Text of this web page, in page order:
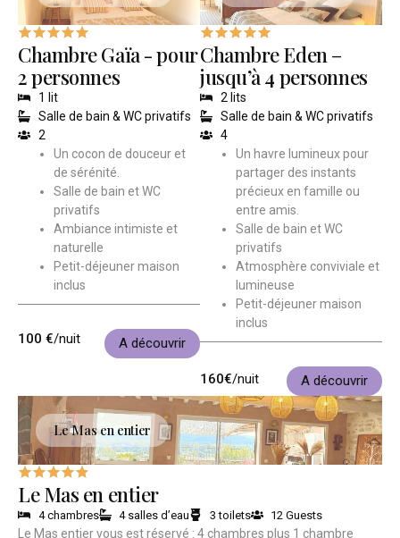
Chambre Gaïa - pour
2 personnes
1 lit
Salle de bain & WC privatifs
2
Un cocon de douceur et
de sérénité.
Salle de bain et WC
privatifs
Ambiance intimiste et
naturelle
Petit-déjeuner maison
inclus
100 €/nuit A découvrir
Chambre Eden –
jusqu’à 4 personnes
2 lits
Salle de bain & WC privatifs
4
Un havre lumineux pour
partager des instants
précieux en famille ou
entre amis.
Salle de bain et WC
privatifs
Atmosphère conviviale et
lumineuse
Petit-déjeuner maison
inclus
160€/nuit A découvrir
Le Mas en entier
Le Mas en entier
4 chambres 4 salles d’eau 3 toilets 12 Guests
Le Mas entier vous est réservé : 4 chambres plus 1 chambre